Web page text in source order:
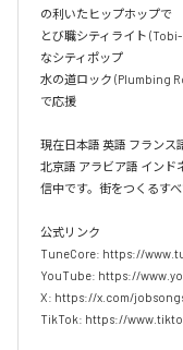
の利いたヒップホップで
とび職シティライト
なシティポップ
水の道ロック (Plumbing
で応援
現在日本語 英語 フランス
北京語 アラビア語 インド
信中です。街をつくるす
公式リンク
TuneCore: https://
YouTube: https://
X: https://x.com/
TikTok: https://